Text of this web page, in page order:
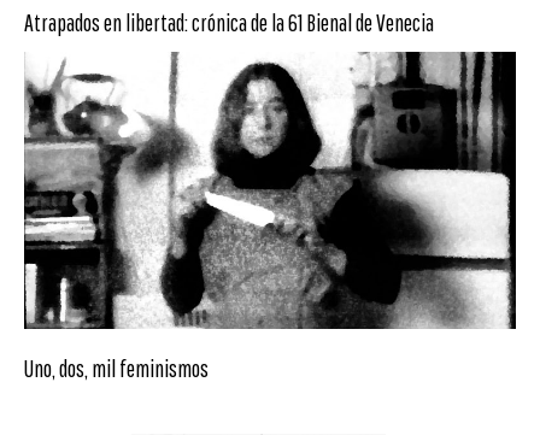
Atrapados en libertad: crónica de la 61 Bienal de Venecia
Uno, dos, mil feminismos